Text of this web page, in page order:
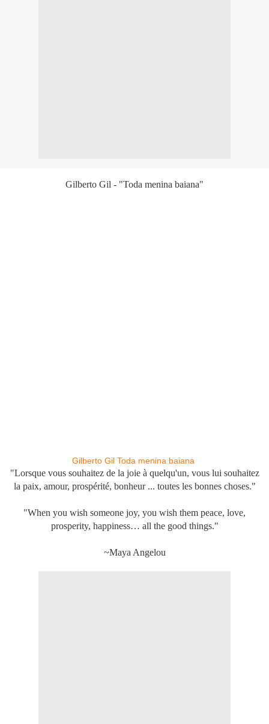
Gilberto Gil - "Toda menina baiana"
Gilberto Gil Toda menina baiana
"Lorsque vous souhaitez de la joie à quelqu'un, vous lui souhaitez
la paix, amour, prospérité, bonheur ... toutes les bonnes choses."
"When you wish someone joy, you wish them peace, love,
prosperity, happiness… all the good things."
~Maya Angelou